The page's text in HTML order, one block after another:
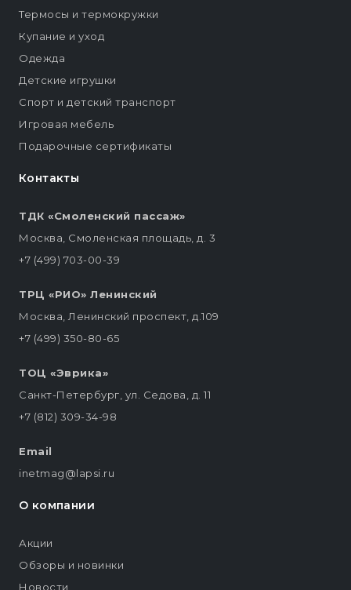
Контакты
ТДК «Смоленский пассаж»
Москва, Смоленская площадь, д. 3
+7 (499) 703-00-39
ТРЦ «РИО» Ленинский
Москва, Ленинский проспект, д.109
+7 (499) 350-80-65
ТОЦ «Эврика»
Санкт-Петербург, ул. Седова, д. 11
+7 (812) 309-34-98
Email
inetmag@lapsi.ru
Термосы и термокружки
Купание и уход
Одежда
Детские игрушки
Спорт и детский транспорт
Игровая мебель
Подарочные сертификаты
О компании
Акции
Обзоры и новинки
Новости